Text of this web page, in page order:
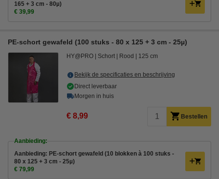
165 + 3 cm - 80µ)
€ 39,99
PE-schort gewafeld (100 stuks - 80 x 125 + 3 cm - 25µ)
HY@PRO Schort Rood 125 cm
Bekijk de specificaties en beschrijving
Direct leverbaar
Morgen in huis
€ 8,99 Bestellen
Aanbieding:
Aanbieding: PE-schort gewafeld (10 blokken à 100 stuks -
80 x 125 + 3 cm - 25µ)
€ 79,99